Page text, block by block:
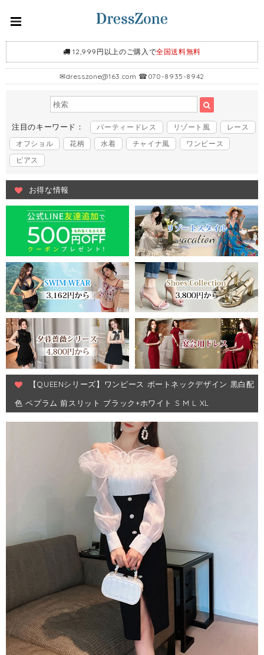
12,999円以上のご購入で全国送料無料
✉dresszone@163.com ☎070-8935-8942
注目のキーワード： パーティードレス リゾート風
レース
オフショル
花柄 水着 チャイナ風
ワンピース
ピアス
お得な情報
【QUEENシリーズ】ワンピース ボートネックデザイン 黒白配
色 ペプラム 前スリット ブラック+ホワイト S M L XL